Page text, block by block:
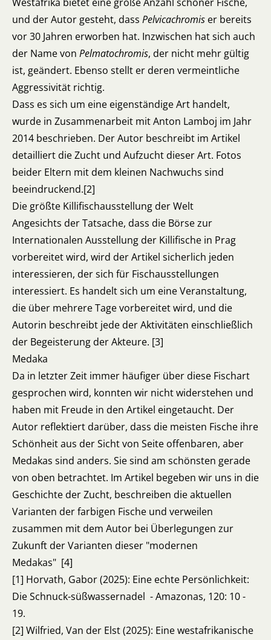
und der Autor gesteht, dass Pelvicachromis er bereits
vor 30 Jahren erworben hat. Inzwischen hat sich auch
der Name von Pelmatochromis, der nicht mehr gültig
ist, geändert. Ebenso stellt er deren vermeintliche
Aggressivität richtig.
Dass es sich um eine eigenständige Art handelt,
wurde in Zusammenarbeit mit Anton Lamboj im Jahr
2014 beschrieben. Der Autor beschreibt im Artikel
detailliert die Zucht und Aufzucht dieser Art. Fotos
beider Eltern mit dem kleinen Nachwuchs sind
beeindruckend.[2]
Die größte Killifischausstellung der Welt
Angesichts der Tatsache, dass die Börse zur
Internationalen Ausstellung der Killifische in Prag
vorbereitet wird, wird der Artikel sicherlich jeden
interessieren, der sich für Fischausstellungen
interessiert. Es handelt sich um eine Veranstaltung,
die über mehrere Tage vorbereitet wird, und die
Autorin beschreibt jede der Aktivitäten einschließlich
der Begeisterung der Akteure. [3]
Medaka
Da in letzter Zeit immer häufiger über diese Fischart
gesprochen wird, konnten wir nicht widerstehen und
haben mit Freude in den Artikel eingetaucht. Der
Autor reflektiert darüber, dass die meisten Fische ihre
Schönheit aus der Sicht von Seite offenbaren, aber
Medakas sind anders. Sie sind am schönsten gerade
von oben betrachtet. Im Artikel begeben wir uns in die
Geschichte der Zucht, beschreiben die aktuellen
Varianten der farbigen Fische und verweilen
zusammen mit dem Autor bei Überlegungen zur
Zukunft der Varianten dieser "modernen
Medakas" [4]
[1] Horvath, Gabor (2025): Eine echte Persönlichkeit:
Die Schnuck-süßwassernadel - Amazonas, 120: 10 -
19.
[2] Wilfried, Van der Elst (2025): Eine westafrikanische